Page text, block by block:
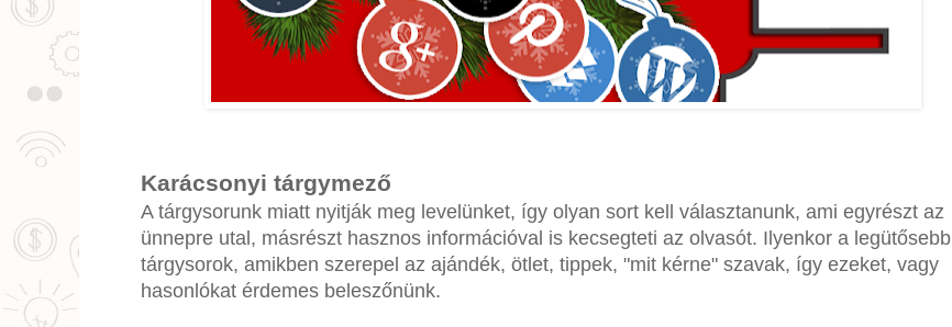
Karácsonyi tárgymező
A tárgysorunk miatt nyitják meg levelünket, így olyan sort kell választanunk, ami egyrészt az
ünnepre utal, másrészt hasznos információval is kecsegteti az olvasót. Ilyenkor a legütősebb
tárgysorok, amikben szerepel az ajándék, ötlet, tippek, "mit kérne" szavak, így ezeket, vagy
hasonlókat érdemes beleszőnünk.